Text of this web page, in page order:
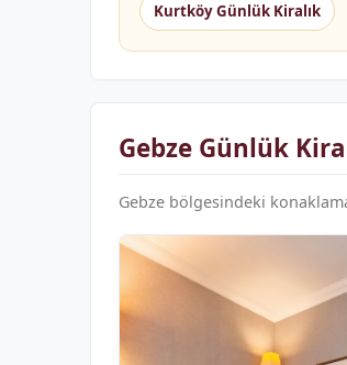
Kurtköy Günlük Kiralık
Gebze Günlük
Gebze bölgesindeki